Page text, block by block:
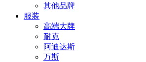
其他品牌
服装
高端大牌
耐克
阿迪达斯
万斯